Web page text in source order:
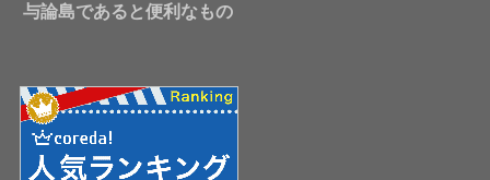
与論島であると便利なもの